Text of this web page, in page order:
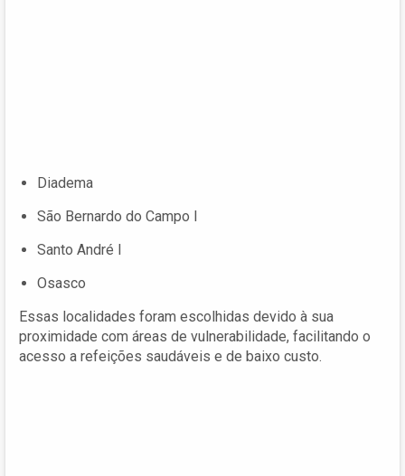
Diadema
São Bernardo do Campo I
Santo André I
Osasco
Essas localidades foram escolhidas devido à sua
proximidade com áreas de vulnerabilidade, facilitando o
acesso a refeições saudáveis e de baixo custo.